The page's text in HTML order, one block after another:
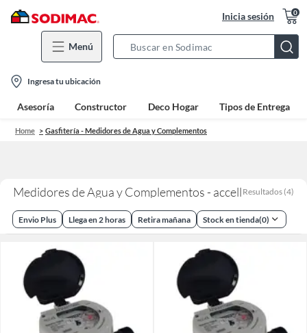
Inicia sesión 0
Menú
Bar
location-
icon
Ingresa tu ubicación
Asesoría Constructor Deco Hogar Tipos de Entrega
Home Gasfitería - Medidores de Agua y Complementos
Medidores de Agua y Complementos - accell Resultados (4)
Envio Plus Llega en 2 horas Retira mañana Stock en tienda(0)